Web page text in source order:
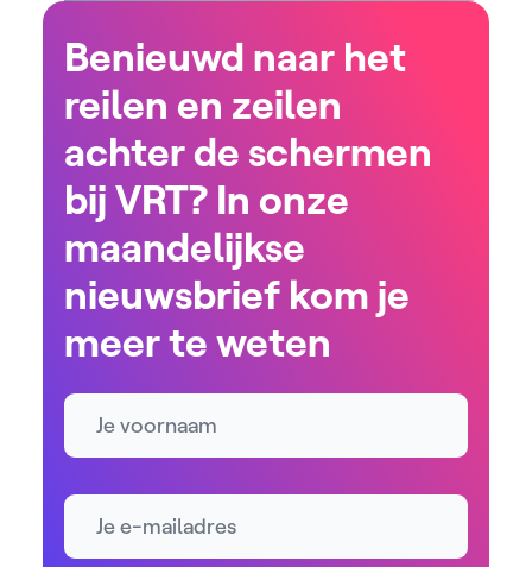
Benieuwd naar het
reilen en zeilen
achter de schermen
bij VRT? In onze
maandelijkse
nieuwsbrief kom je
meer te weten
Naam
E-mailadres *